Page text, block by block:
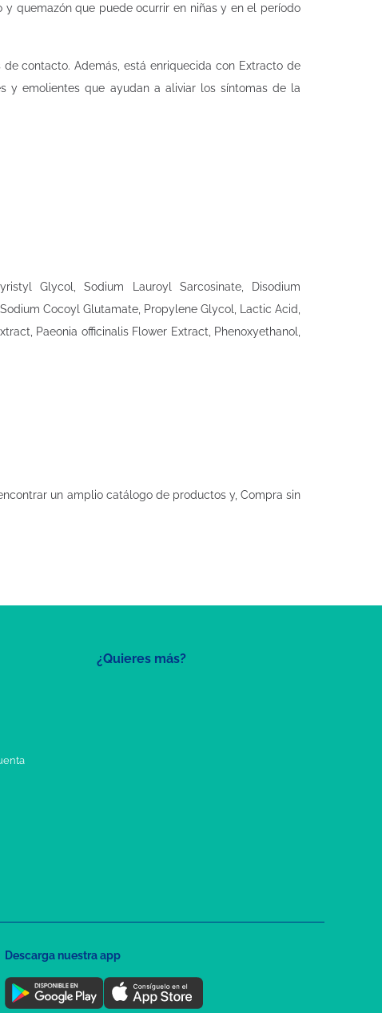
quemazón que puede ocurrir en niñas y en el período
contacto. Además, está enriquecida con Extracto de
y emolientes que ayudan a aliviar los síntomas de la
Glycol, Sodium Lauroyl Sarcosinate, Disodium
Cocoyl Glutamate, Propylene Glycol, Lactic Acid,
Paeonia officinalis Flower Extract, Phenoxyethanol,
un amplio catálogo de productos y, Compra sin
¿Quieres más?
Descarga nuestra app